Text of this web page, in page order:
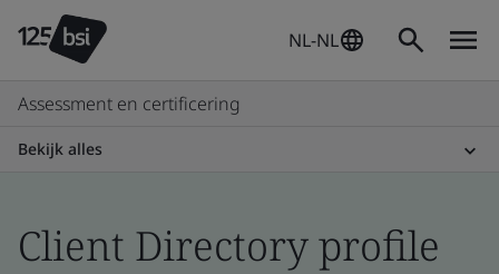
NL-NL
Assessment en certificering
Bekijk alles
Client Directory profile